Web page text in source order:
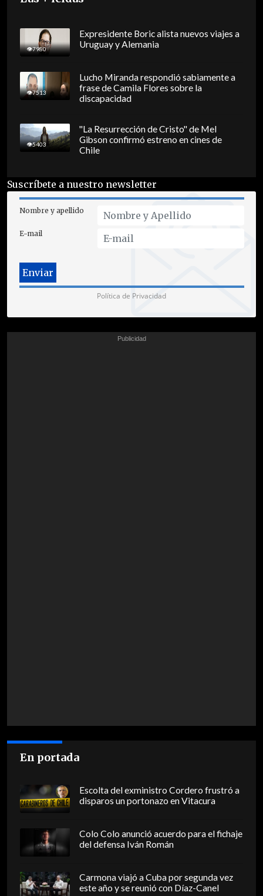
7980
Expresidente Boric alista nuevos viajes a
Uruguay y Alemania
7513
Lucho Miranda respondió sabiamente a
frase de Camila Flores sobre la
discapacidad
5403
"La Resurrección de Cristo" de Mel
Gibson confirmó estreno en cines de
Chile
Suscríbete a nuestro newsletter
Nombre y apellido
E-mail
Política de Privacidad
En portada
Escolta del exministro Cordero frustró a
disparos un portonazo en Vitacura
Colo Colo anunció acuerdo para el fichaje
del defensa Iván Román
Carmona viajó a Cuba por segunda vez
este año y se reunió con Díaz-Canel